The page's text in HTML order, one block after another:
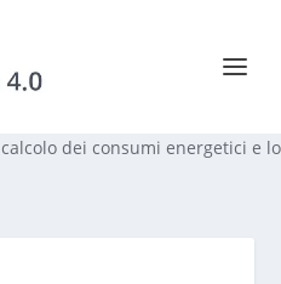
dei consumi energetici e lo